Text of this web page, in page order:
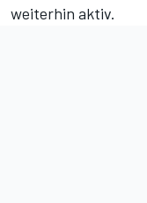
weiterhin aktiv.